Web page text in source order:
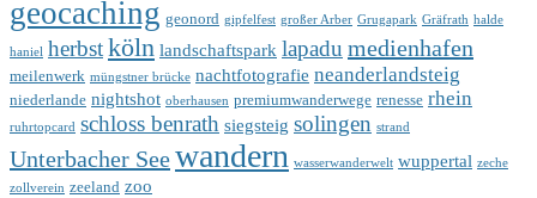
geocaching geonord gipfelfest großer Arber Grugapark Gräfrath halde
haniel herbstköln landschaftspark lapadu medienhafen
meilenwerk müngstner brücke nachtfotografie neanderlandsteig
niederlande nightshot oberhausen premiumwanderwege renesse rhein
ruhrtopcard schloss benrath siegsteig solingen strand
Unterbacher Seewandern wasserwanderwelt wuppertal zeche
zollverein zeeland zoo